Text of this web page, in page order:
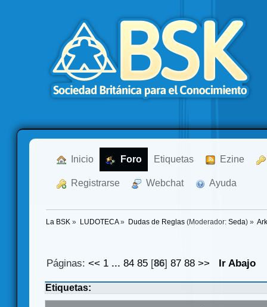
Inicio Foro Etiquetas Ezine
Registrarse Webchat Ayuda
La BSK » LUDOTECA» Dudas de Reglas(Moderador: Seda) »
Páginas:<< 1 ...84 85 [86]87 88 >> Ir Abajo
Etiquetas: